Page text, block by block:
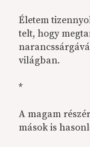
Életem
telt, hogy
világban.
*
A magam
mások is